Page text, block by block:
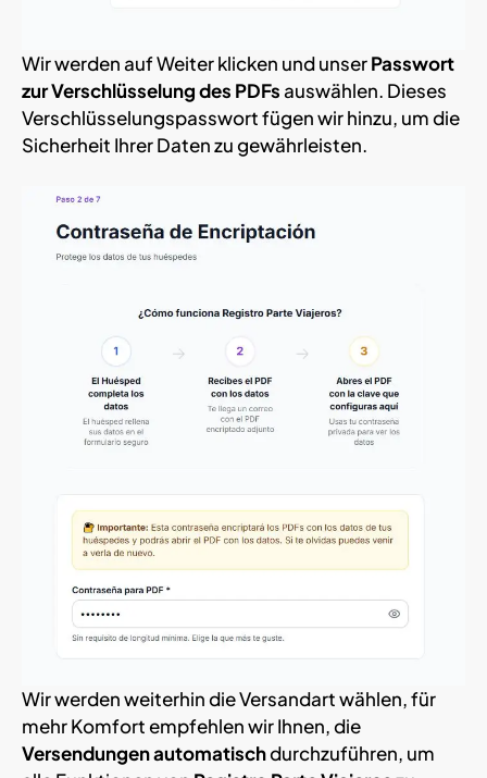
Wir werden auf Weiter klicken und unserPasswort
zur Verschlüsselung des PDFsauswählen. Dieses
Verschlüsselungspasswort fügen wir hinzu, um die
Sicherheit Ihrer Daten zu gewährleisten.
Wir werden weiterhin die Versandart wählen, für
mehr Komfort empfehlen wir Ihnen, die
Versendungen automatischdurchzuführen, um